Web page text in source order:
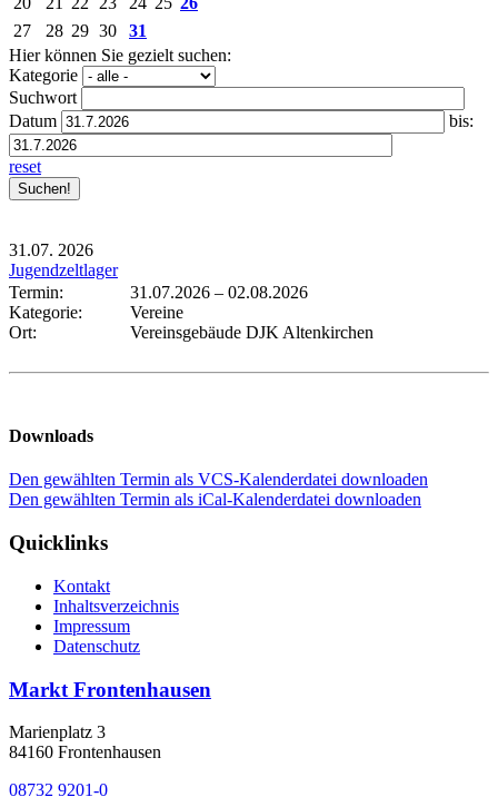
27
28 29 30
31
Hier können Sie gezielt suchen:
Kategorie
Suchwort
Datum
bis:
reset
31.07. 2026
Jugendzeltlager
Termin:
31.07.2026 – 02.08.2026
Kategorie:
Vereine
Ort:
Vereinsgebäude DJK Altenkirchen
Downloads
Den gewählten Termin als VCS-Kalenderdatei downloaden
Den gewählten Termin als iCal-Kalenderdatei downloaden
Quicklinks
Kontakt
Inhaltsverzeichnis
Impressum
Datenschutz
Markt Frontenhausen
Marienplatz 3
84160 Frontenhausen
08732 9201-0